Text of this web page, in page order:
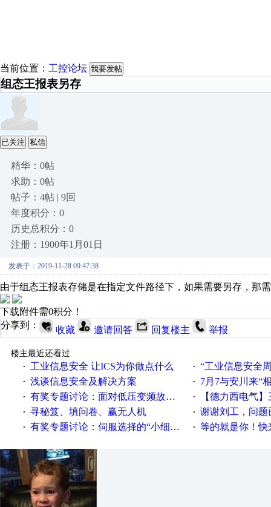
当前位置： 工控论坛 我要发帖
组态王报表另存
已关注 私信
精华：0帖
求助：0帖
帖子：4帖 | 9回
年度积分：0
历史总积分：0
注册：1900年1月01日
发表于：2019-11-28 09:47:38
由于组态王报表存储是在指定文件路径下，如果需要另存，那
下载附件需0积分！
分享到：
收藏 邀请回答 回复楼主 举报
楼主最近还看过
·
工业信息安全 让ICS为你做点什么 · “工业信息安全周之我见”
· 浅谈信息安全及解决方案 · 7月7与安川来“
· 有奖专题讨论：面对低压变频故障，老手是这样解决的！ · 【德力西电气】三
· 寻秘笈、填问卷、赢无人机 · 谢谢刘工，问题
· 有奖专题讨论：伺服选择的“小细节大学问”奖励公告 · 等的就是你！快来